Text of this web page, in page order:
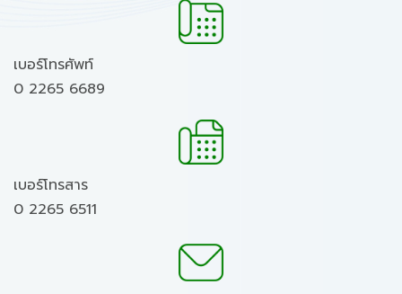
เบอร์โทรศัพท์
0 2265 6689
เบอร์โทรสาร
0 2265 6511